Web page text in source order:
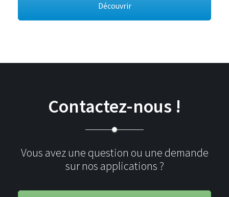
Découvrir
Contactez-nous !
Vous avez une question ou une demande
sur nos applications ?